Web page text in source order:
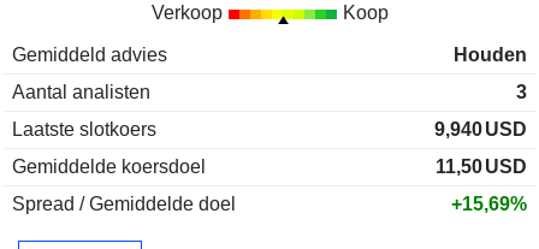
Verkoop Koop
Gemiddeld advies
Houden
Aantal analisten
3
Laatste slotkoers
9,940USD
Gemiddelde koersdoel
11,50USD
Spread / Gemiddelde doel
+15,69%